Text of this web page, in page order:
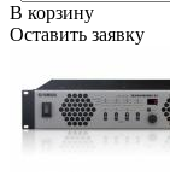
В корзину
Оставить заявку